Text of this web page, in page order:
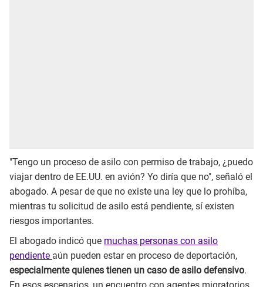
"Tengo un proceso de asilo con permiso de trabajo, ¿puedo
viajar dentro de EE.UU. en avión? Yo diría que no", señaló el
abogado. A pesar de que no existe una ley que lo prohíba,
mientras tu solicitud de asilo está pendiente, sí existen
riesgos importantes.
El abogado indicó que muchas personas con asilo
pendiente aún pueden estar en proceso de deportación,
especialmente quienes tienen un caso de asilo defensivo.